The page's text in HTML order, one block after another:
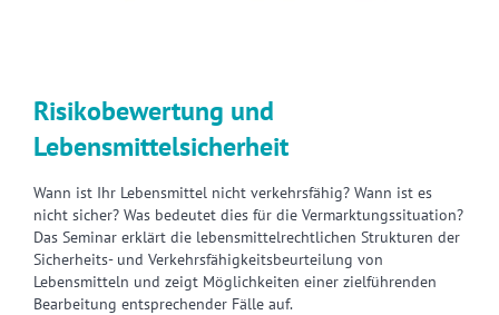
Risikobewertung und
Lebensmittelsicherheit
Wann ist Ihr Lebensmittel nicht verkehrsfähig? Wann ist es
nicht sicher? Was bedeutet dies für die Vermarktungssituation?
Das Seminar erklärt die lebensmittelrechtlichen Strukturen der
Sicherheits- und Verkehrsfähigkeitsbeurteilung von
Lebensmitteln und zeigt Möglichkeiten einer zielführenden
Bearbeitung entsprechender Fälle auf.